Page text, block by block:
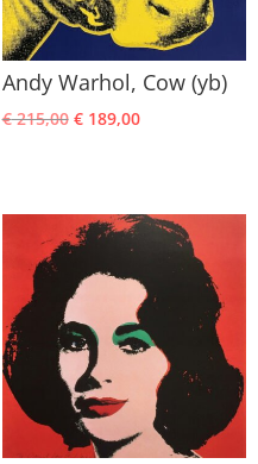
Andy Warhol, Cow (yb)
€215,00 Oorspronkelijke
€ 215,00.
€189,00Huidige
€ 189,00.